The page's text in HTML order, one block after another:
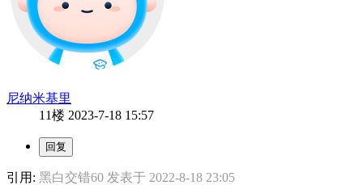
尼纳米基里
11楼 2023-7-18 15:57
引用: 黑白交错60 发表于 2022-8-18 23:05